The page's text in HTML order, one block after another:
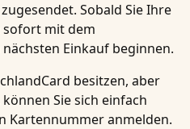
Sobald Sie Ihre
sofort mit dem
Einkauf beginnen.
besitzen, aber
Sie sich einfach
Kartennummer anmelden.